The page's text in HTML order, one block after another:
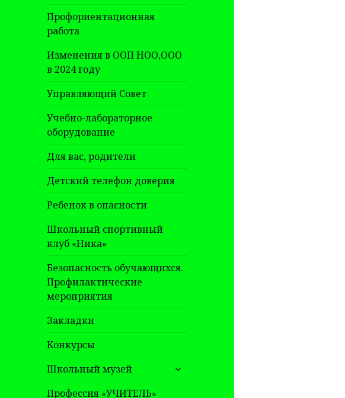
Профориентационная
работа
Изменения в ООП НОО,ООО
в 2024 году
Управляющий Совет
Учебно-лабораторное
оборудование
Для вас, родители
Детский телефон доверия
Ребенок в опасности
Школьный спортивный
клуб «Ника»
Безопасность обучающихся.
Профилактические
мероприятия
Закладки
Конкурсы
Школьный музей
раскрыть
дочернее
Профессия «УЧИТЕЛЬ»